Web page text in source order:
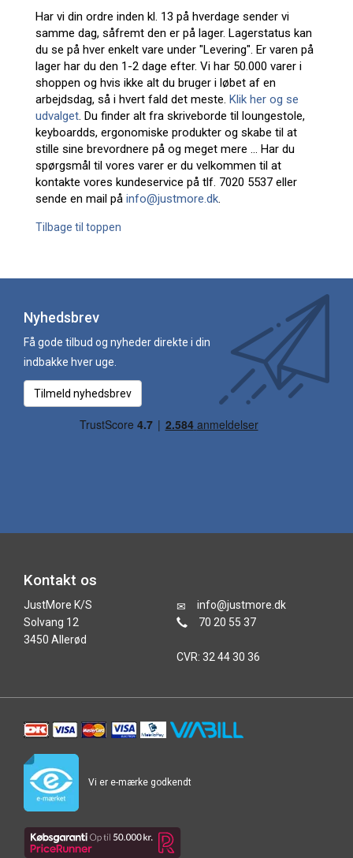
Har vi din ordre inden kl. 13 på hverdage sender vi
samme dag, såfremt den er på lager. Lagerstatus kan
du se på hver enkelt vare under "Levering". Er varen på
lager har du den 1-2 dage efter. Vi har 50.000 varer i
shoppen og hvis ikke alt du bruger i løbet af en
arbejdsdag, så i hvert fald det meste. Klik her og se
udvalget. Du finder alt fra skriveborde til loungestole,
keyboardds, ergonomiske produkter og skabe til at
stille sine brevordnere på og meget mere ... Har du
spørgsmål til vores varer er du velkommen til at
kontakte vores kundeservice på tlf. 7020 5537 eller
sende en mail på info@justmore.dk.
Tilbage til toppen
Nyhedsbrev
Få gode tilbud og nyheder direkte i din
indbakke hver uge.
Tilmeld nyhedsbrev
Kontakt os
JustMore K/S
Solvang 12
3450 Allerød
info@justmore.dk
70 20 55 37
CVR: 32 44 30 36
Vi er e-mærke godkendt